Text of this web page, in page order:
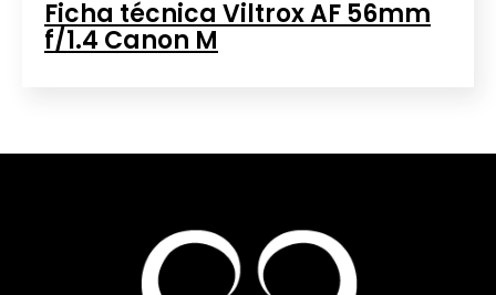
Ficha técnica Viltrox AF 56mm
f/1.4 Canon M